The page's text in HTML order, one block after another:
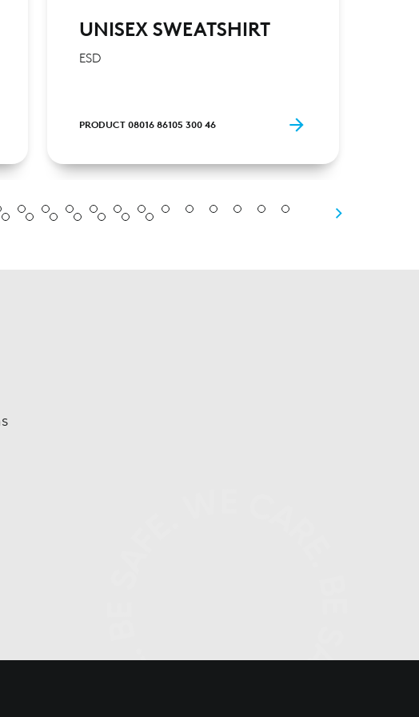
UNISEX SWEATSHIRT
ESD
PRODUCT 08016 86105 300 46